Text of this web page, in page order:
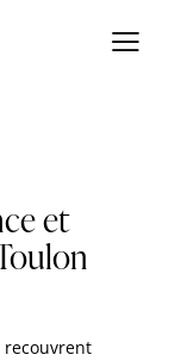
et
recouvrent